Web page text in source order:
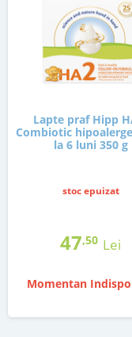
Lapte praf Hipp
Combiotic
la 6 luni 350 g
stoc epuizat
47,50 Lei
Momentan